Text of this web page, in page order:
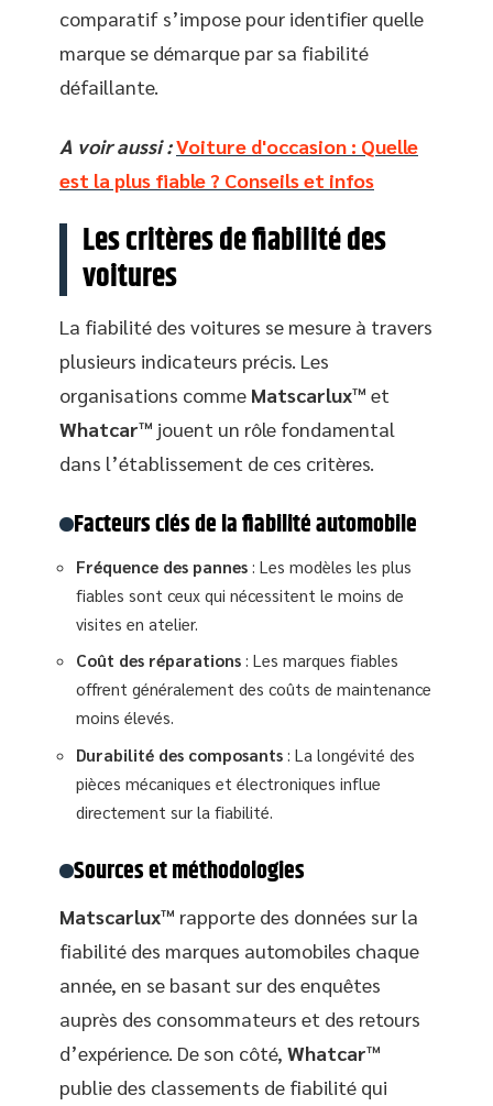
comparatif s’impose pour identifier quelle
marque se démarque par sa fiabilité
défaillante.
A voir aussi :Voiture d'occasion : Quelle
est la plus fiable ? Conseils et infos
Les critères de fiabilité des
voitures
La fiabilité des voitures se mesure à travers
plusieurs indicateurs précis. Les
organisations comme Matscarlux™ et
Whatcar™ jouent un rôle fondamental
dans l’établissement de ces critères.
Facteurs clés de la fiabilité automobile
Fréquence des pannes : Les modèles les plus
fiables sont ceux qui nécessitent le moins de
visites en atelier.
Coût des réparations : Les marques fiables
offrent généralement des coûts de maintenance
moins élevés.
Durabilité des composants : La longévité des
pièces mécaniques et électroniques influe
directement sur la fiabilité.
Sources et méthodologies
Matscarlux™ rapporte des données sur la
fiabilité des marques automobiles chaque
année, en se basant sur des enquêtes
auprès des consommateurs et des retours
d’expérience. De son côté, Whatcar™
publie des classements de fiabilité qui